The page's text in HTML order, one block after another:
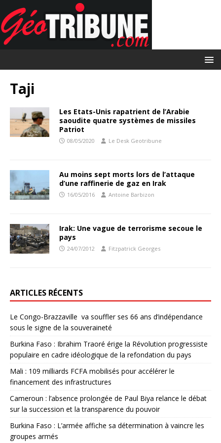
Taji
Les Etats-Unis rapatrient de l’Arabie
saoudite quatre systèmes de missiles
Patriot
08/05/2020 Le Desk Geotribune
Au moins sept morts lors de l’attaque
d’une raffinerie de gaz en Irak
16/05/2016 Antoine Barbizon
Irak: Une vague de terrorisme secoue le
pays
24/07/2012 Fitzpatrick Georges
ARTICLES RÉCENTS
Le Congo-Brazzaville va souffler ses 66 ans d’indépendance
sous le signe de la souveraineté
Burkina Faso : Ibrahim Traoré érige la Révolution progressiste
populaire en cadre idéologique de la refondation du pays
Mali : 109 milliards FCFA mobilisés pour accélérer le
financement des infrastructures
Cameroun : l’absence prolongée de Paul Biya relance le débat
sur la succession et la transparence du pouvoir
Burkina Faso : L’armée affiche sa détermination à vaincre les
groupes armés